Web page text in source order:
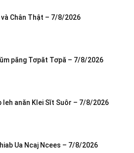
và Chân Thật – 7/8/2026
păng Tơpăt Tơpă – 7/8/2026
leh anăn Klei Sĭt Suôr – 7/8/2026
Ua Ncaj Ncees – 7/8/2026